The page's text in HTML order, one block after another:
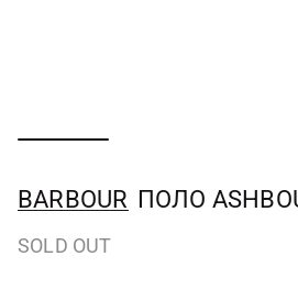
BARBOUR ПОЛО
SOLD OUT